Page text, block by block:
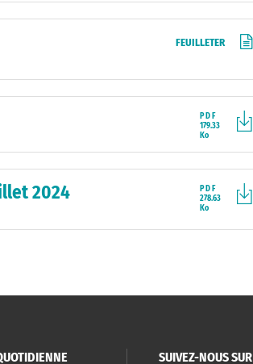
FEUILLETER
PDF
179.33
Ko
2024
PDF
278.63
Ko
SUIVEZ-NOUS SUR